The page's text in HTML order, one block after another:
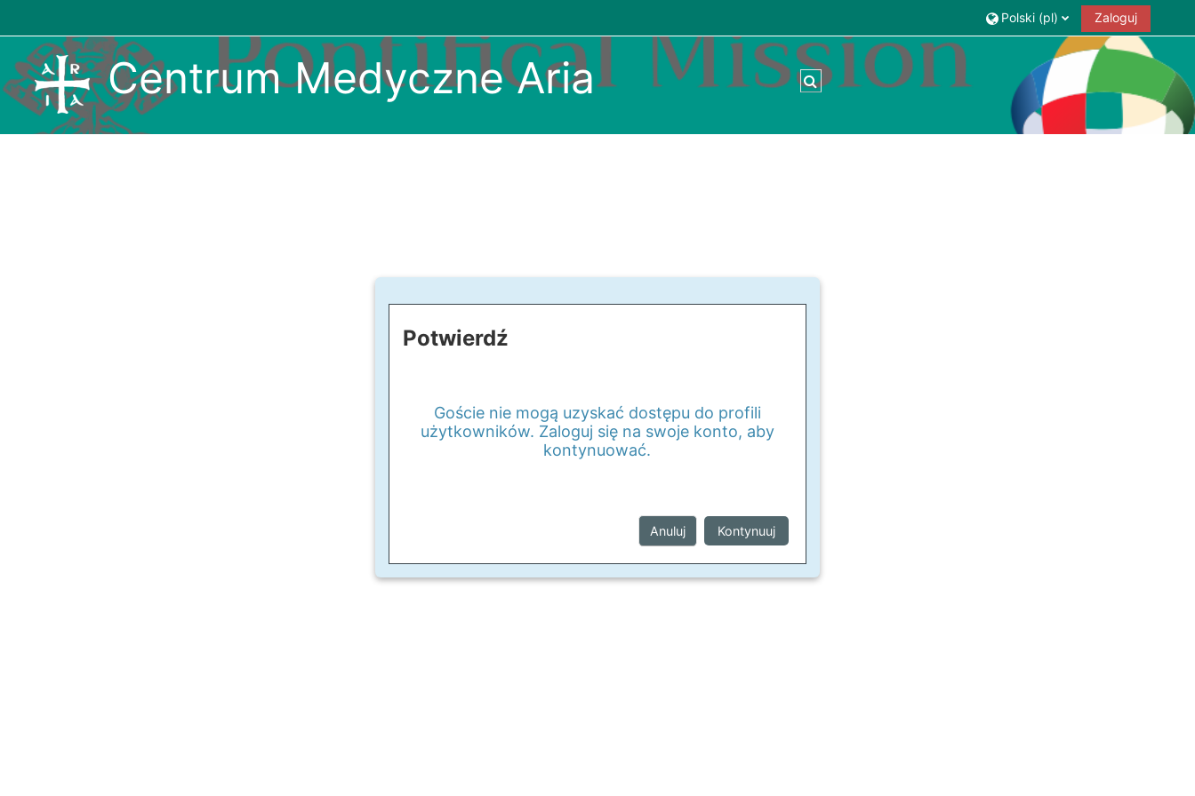
Polski ‎(pl)‎ Zaloguj
Centrum Medyczne Aria Przełącznik wyszukiwarki
Potwierdź
Goście nie mogą uzyskać dostępu do profili
użytkowników. Zaloguj się na swoje konto, aby
kontynuować.
Anuluj Kontynuuj